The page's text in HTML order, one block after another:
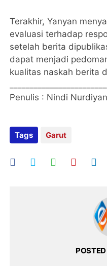
Terakhir, Yanyan
evaluasi terhadap
setelah berita
dapat menjadi
kualitas naskah berita
Penulis : Nindi
Tags Garut